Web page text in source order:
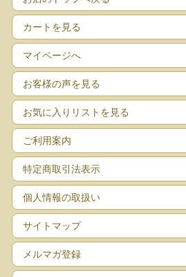
カートを見る
マイページへ
お客様の声を見る
お気に入りリストを見る
ご利用案内
特定商取引法表示
個人情報の取扱い
サイトマップ
メルマガ登録